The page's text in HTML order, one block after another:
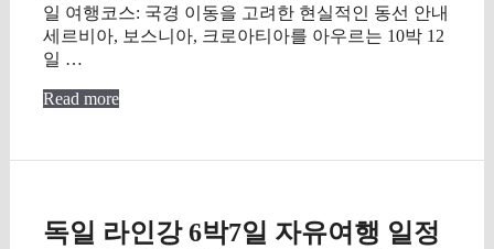
일 여행코스: 국경 이동을 고려한 현실적인 동선 안내
세르비아, 보스니아, 크로아티아를 아우르는 10박 12
일 …
Read more
독일 라인강 6박7일 자유여행 일정